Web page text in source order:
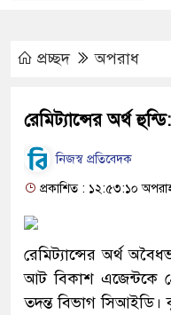
প্রচ্ছদ অপরাধ
রেমিট্যান্সের অর্থ
নিজস্ব প্রতিবেদক
প্রকাশিত : ১২:৫৩:১০
রেমিট্যান্সের অর্থ
আট বিকাশ এজেন্টকে
তদন্ত বিভাগ সিআইডি।